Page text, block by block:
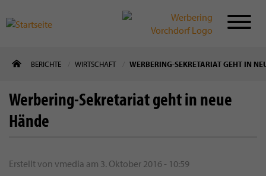
zum
BERICHTE WIRTSCHAFT WERBERING-SEKRETARIAT GEHT IN
Werbering-Sekretariat geht in neue
Hände
Erstellt von vmedia am 3. Oktober 2016 - 10:59